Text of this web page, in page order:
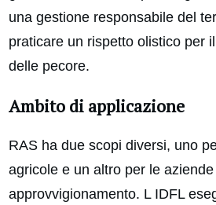
una gestione responsabile del
praticare un rispetto olistico per
delle pecore.
Ambito di applicazione
RAS ha due scopi diversi, uno
agricole e un altro per le
approvvigionamento. L IDFL